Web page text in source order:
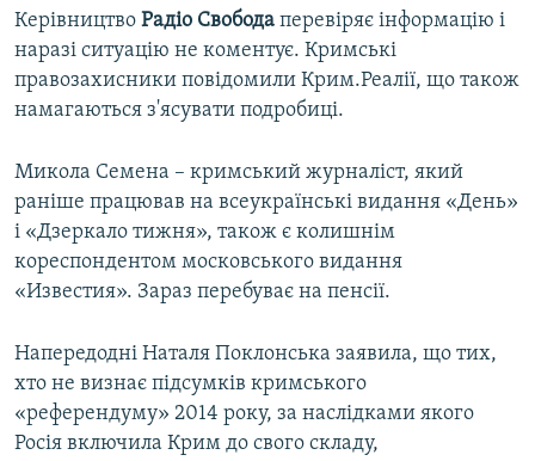
Керівництво Радіо Свобода перевіряє інформацію і
наразі ситуацію не коментує. Кримські
правозахисники повідомили Крим.Реалії, що також
намагаються з'ясувати подробиці.
Микола Семена – кримський журналіст, який
раніше працював на всеукраїнські видання «День»
і «Дзеркало тижня», також є колишнім
кореспондентом московського видання
«Известия». Зараз перебуває на пенсії.
Напередодні Наталя Поклонська заявила, що тих,
хто не визнає підсумків кримського
«референдуму» 2014 року, за наслідками якого
Росія включила Крим до свого складу,